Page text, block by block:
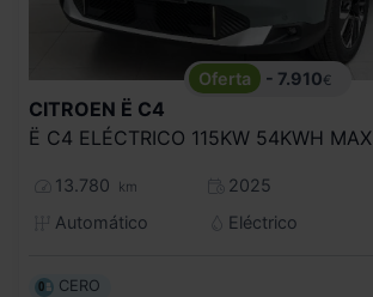
- 7.910€
CITROEN Ë C4
Ë C4 ELÉCTRICO 115KW 54KWH MAX
13.780 km
2025
Automático
Eléctrico
CERO